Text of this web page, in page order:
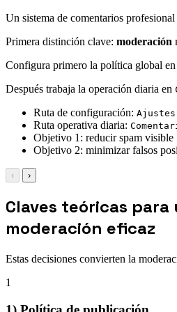
Un sistema de comentarios
Primera distinción clave: moderación
Configura primero la política global en
Después trabaja la operación diaria en
Ruta de configuración: Ajustes
Ruta operativa diaria:
Objetivo 1: reducir spam visible
Objetivo 2: minimizar falsos
‹ ›
Claves teóricas para
moderación eficaz
Estas decisiones convierten la
1